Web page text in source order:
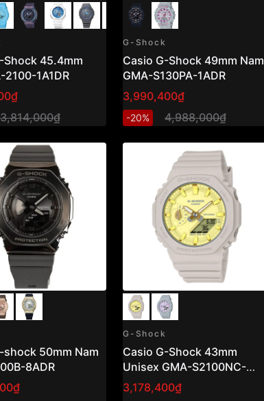
Shock 45.4mm
2100-1A1DR
3,814,000₫
G-Shock
Casio G-Shock 49mm Nam
GMA-S130PA-1ADR
3,990,400₫
-20% 4,988,000₫
shock 50mm Nam
8ADR
G-Shock
Casio G-Shock 43mm
Unisex GMA-S2100NC-
4ADR
3,178,400₫